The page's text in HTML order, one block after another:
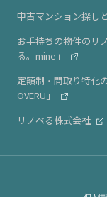
中古マンション探し
お手持ちの物件のリ
る。mine」
定額制・間取り特化
OVERU」
リノベる株式会社